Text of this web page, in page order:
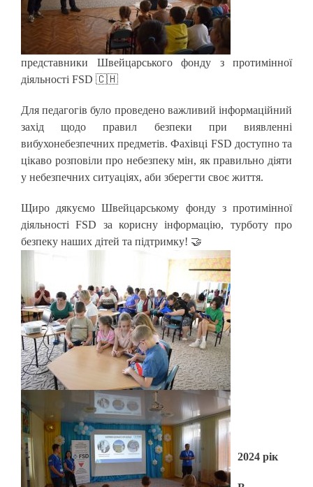
представники Швейцарського фонду з протимінної
діяльності FSD 🇨🇭
Для педагогів було проведено важливий інформаційний
захід щодо правил безпеки при виявленні
вибухонебезпечних предметів. Фахівці FSD доступно та
цікаво розповіли про небезпеку мін, як правильно діяти
у небезпечних ситуаціях, аби зберегти своє життя.
Щиро дякуємо Швейцарському фонду з протимінної
діяльності FSD за корисну інформацію, турботу про
безпеку наших дітей та підтримку! 🤝
2024 рік